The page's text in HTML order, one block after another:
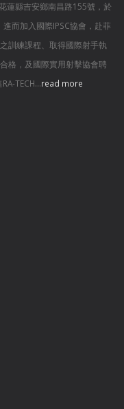
蓮縣吉安鄉南昌路155號，於
而加入國際IPSC協會，赴菲
訓練課程、取得國際射手執
格，及國際實用射擊協會聘
TECH...read more